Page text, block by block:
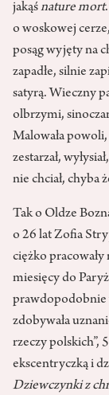
jakąśnature mort
o woskowej
posąg wyjęty na
zapadłe, silnie
satyrą. Wieczny
olbrzymi,
Malowała
zestarzał,
nie chciał, chyba
Tak o Oldze
o 26 lat Zofia
ciężko pracowały
miesięcy do
prawdopodobnie
zdobywała
rzeczy polskich”,
ekscentryczką i
Dziewczynki z